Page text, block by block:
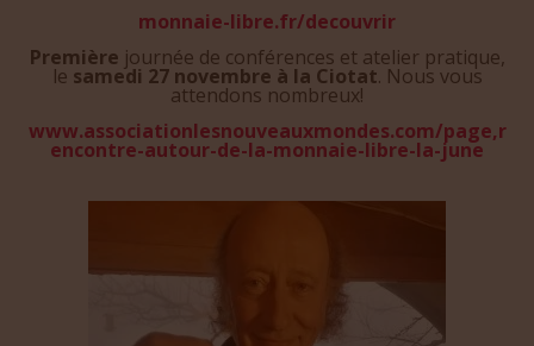
monnaie-libre.fr/decouvrir
Première journée de conférences et atelier pratique,
le samedi 27 novembre à la Ciotat. Nous vous
attendons nombreux!
www.associationlesnouveauxmondes.com/page,r
encontre-autour-de-la-monnaie-libre-la-june